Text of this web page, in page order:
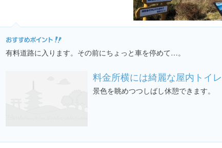
有料道路に入ります。その前にちょっと車を停めて…。
料金所横には綺麗な屋内トイレ
景色を眺めつつしばし休憩できます。